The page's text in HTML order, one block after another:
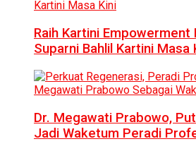
Raih Kartini Empowerment
Suparni Bahlil Kartini Masa
Dr. Megawati Prabowo,
Jadi Waketum Peradi